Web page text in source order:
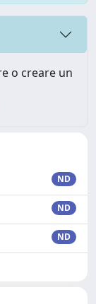
o creare un
ND
ND
ND